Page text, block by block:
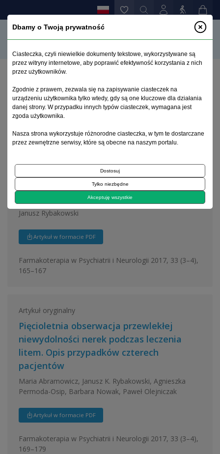
Archiwum 1995–2023
2017, tom 33, zeszyt 3-4
Janusz Rybakowski
Artykuł w formacie PDF
Farmakoterapia w Psychiatrii i Neurologii 2017, 33 (3–4),
165–167
Artykuł oryginalny
Pięcioletnia obserwacja przewlekłej
niewydolności nerek podczas leczenia
litem. Opis przypadków czterech
pacjentów
Maria Abramowicz, Janusz K. Rybakowski, Agnieszka
Permoda-Osip, Barbara Nowak, Paweł Olejniczak
Artykuł w formacie PDF
Farmakoterapia w Psychiatrii i Neurologii 2017, 33 (3–4),
169–179
Dbamy o Twoją prywatność
Ciasteczka, czyli niewielkie dokumenty tekstowe, wykorzystywane są
przez witryny internetowe, aby poprawić efektywność korzystania z nich
przez użytkowników.
Zgodnie z prawem, zezwala się na zapisywanie ciasteczek na
urządzeniu użytkownika tylko wtedy, gdy są one kluczowe dla działania
danej strony. W przypadku innych typów ciasteczek, wymagana jest
zgoda użytkownika.
Nasza strona wykorzystuje różnorodne ciasteczka, w tym te dostarczane
przez zewnętrzne serwisy, które są obecne na naszym portalu.
Dostosuj
Tylko niezbędne
Akceptuję wszystkie